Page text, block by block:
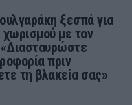
ξεσπά για
με τον
«Διασταυρώστε
πριν
τη βλακεία σας»